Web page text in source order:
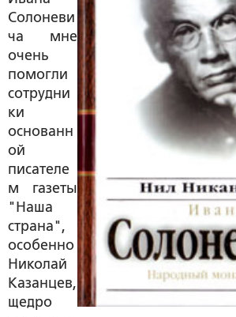
Солоневи
ча мне
очень
помогли
сотрудни
ки
основанн
ой
писателе
м газеты
"Наша
страна",
особенно
Николай
Казанцев,
щедро